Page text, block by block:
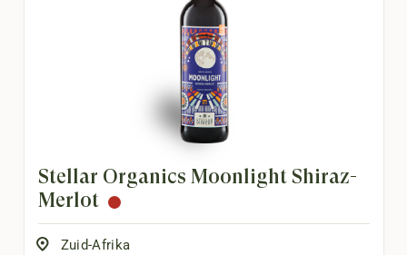
Stellar Organics Moonlight Shiraz-
Merlot
Zuid-Afrika